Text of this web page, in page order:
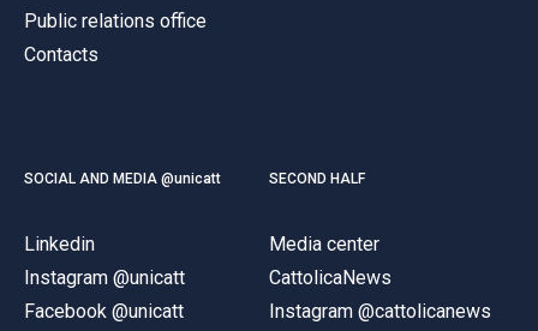
Public relations office
Contacts
SOCIAL AND MEDIA @unicatt
Linkedin
Instagram @unicatt
Facebook @unicatt
SECOND HALF
Media center
CattolicaNews
Instagram @cattolicanews